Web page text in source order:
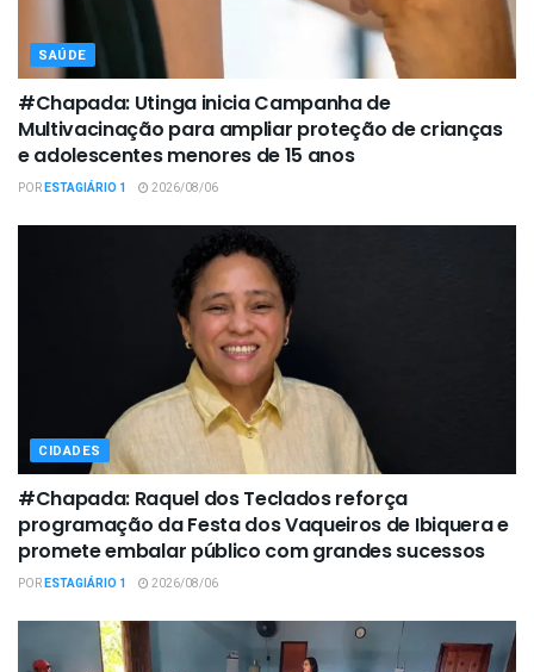
SAÚDE
#Chapada: Utinga inicia Campanha de
Multivacinação para ampliar proteção de crianças
e adolescentes menores de 15 anos
PORESTAGIÁRIO 1 2026/08/06
CIDADES
#Chapada: Raquel dos Teclados reforça
programação da Festa dos Vaqueiros de Ibiquera e
promete embalar público com grandes sucessos
PORESTAGIÁRIO 1 2026/08/06